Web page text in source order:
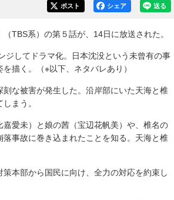
送る
シェア
ポスト
TBS系）の第５話が、14日に放送された。
してドラマ化。日本沈没という未曾有の事
描く。（※以下、ネタバレあり）
な被害が発生した。沿岸部にいた天海と椎
まう。
愛未）と娘の茜（宝辺花帆美）や、椎名の
事故に巻き込まれたことを知る。天海と椎
本部から国民に向け、全力の対応を約束し